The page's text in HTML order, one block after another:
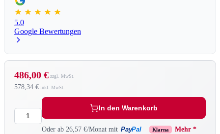
5.0
Google Bewertungen
578,34 €
486,00 €
Menge In den Warenkorb
Oder ab 26,57 €/Monat mit PayPal Klarna Mehr *